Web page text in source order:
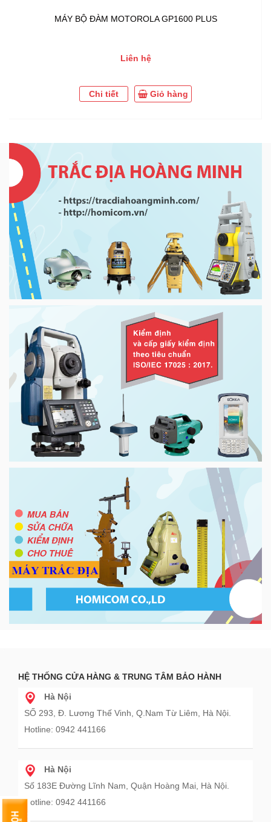
MÁY BỘ ĐÀM MOTOROLA GP1600 PLUS
Liên hệ
Chi tiết Giỏ hàng
HỆ THỐNG CỬA HÀNG & TRUNG TÂM BẢO HÀNH
Hà Nội
SỐ 293, Đ. Lương Thế Vinh, Q.Nam Từ Liêm, Hà Nội.
Hotline: 0942 441166
Hà Nội
Số 183E Đường Lĩnh Nam, Quận Hoàng Mai, Hà Nội.
Hotline: 0942 441166